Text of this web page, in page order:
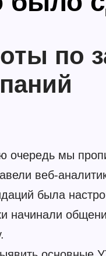
по
очередь мы
веб-
была
начинали